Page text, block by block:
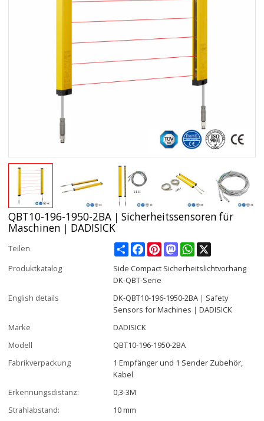
QBT10-196-1950-2BA｜Sicherheitssensoren für
Maschinen｜DADISICK
Teilen ShareFacebookPinterestMastodonWhatsApp
Produktkatalog
Side Compact Sicherheitslichtvorhang
DK-QBT-Serie
English details
DK-QBT10-196-1950-2BA｜Safety
Sensors for Machines｜DADISICK
Marke
DADISICK
Modell
QBT10-196-1950-2BA
Fabrikverpackung
1 Empfänger und 1 Sender Zubehör,
Kabel
Erkennungsdistanz:
0,3-3M
Strahlabstand:
10 mm